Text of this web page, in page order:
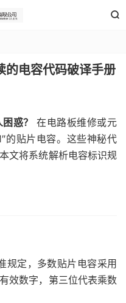

的电容代码破译手册
惑？
在电路板维修或元
的贴片电容。这些神秘代
文将系统解析电容标识规
规定，多数贴片电容采用
效数字，第三位代表乘数